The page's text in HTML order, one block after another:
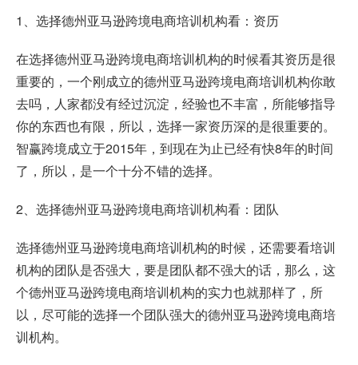
1、选择德州亚马逊跨境电商培训机构看：资历
在选择德州亚马逊跨境电商培训机构的时候看其资历是很
重要的，一个刚成立的德州亚马逊跨境电商培训机构你敢
去吗，人家都没有经过沉淀，经验也不丰富，所能够指导
你的东西也有限，所以，选择一家资历深的是很重要的。
智赢跨境成立于2015年，到现在为止已经有快8年的时间
了，所以，是一个十分不错的选择。
2、选择德州亚马逊跨境电商培训机构看：团队
选择德州亚马逊跨境电商培训机构的时候，还需要看培训
机构的团队是否强大，要是团队都不强大的话，那么，这
个德州亚马逊跨境电商培训机构的实力也就那样了，所
以，尽可能的选择一个团队强大的德州亚马逊跨境电商培
训机构。